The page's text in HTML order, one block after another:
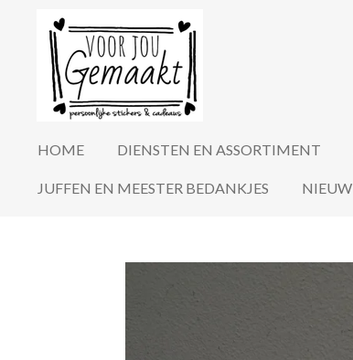
hoofdinhoud
HOME DIENSTEN EN ASSORTIMENT
JUFFEN EN MEESTER BEDANKJES NIEUW